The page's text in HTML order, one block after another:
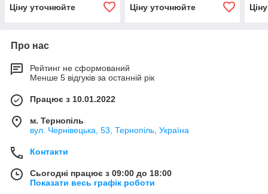
Ціну уточнюйте
Ціну уточнюйте
Про нас
Рейтинг не сформований
Менше 5 відгуків за останній рік
Працює з 10.01.2022
м. Тернопіль
вул. Чернівецька, 53, Тернопіль, Україна
Контакти
Сьогодні працює з 09:00 до 18:00
Показати весь графік роботи